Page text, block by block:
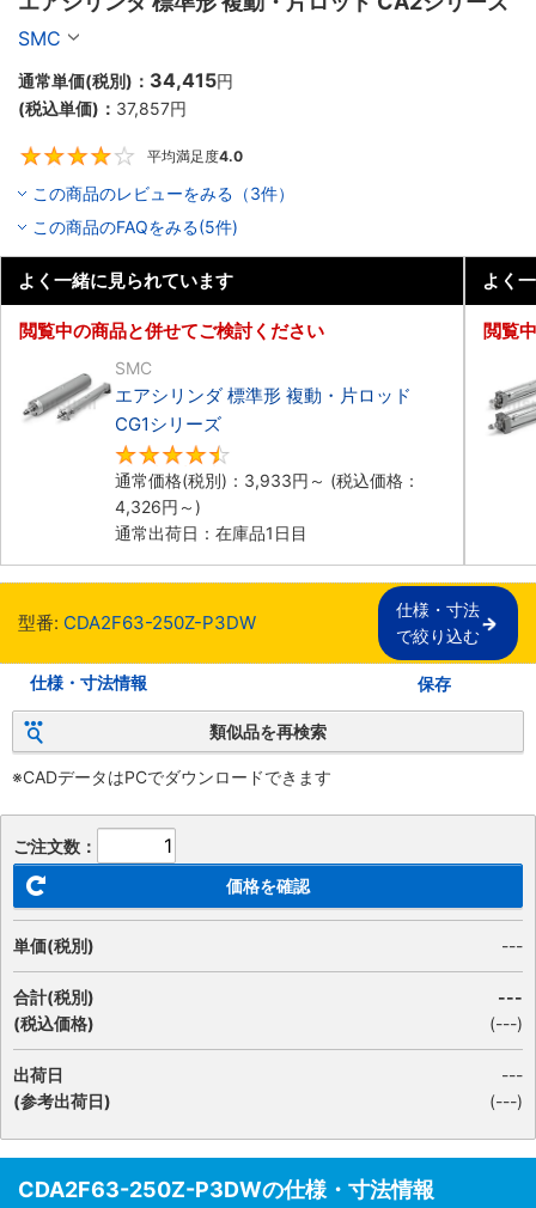
SMC
通常単価(税別)： 34,415円
(税込単価)： 37,857円
平均満足度4.0
この商品のレビューをみる（3件）
この商品のFAQをみる(5件)
よく一緒に見られています
閲覧中の商品と併せてご検討ください
SMC
エアシリンダ 標準形 複動・片ロッド
CG1シリーズ
通常価格(税別)： 3,933円 ～ (税込価格：
4,326円 ～)
通常出荷日：在庫品1日目
よく
閲覧
型番: CDA2F63-250Z-P3DW
仕様・寸法
で絞り込む
仕様・寸法情報 保存
類似品を再検索
※CADデータはPCでダウンロードできます
ご注文数：
価格を確認
単価(税別) ---
合計(税別)
(税込価格)
---
(---)
出荷日
(参考出荷日)
---
(---)
CDA2F63-250Z-P3DWの仕様・寸法情報